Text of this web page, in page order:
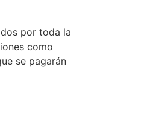
por toda la
como
se pagarán